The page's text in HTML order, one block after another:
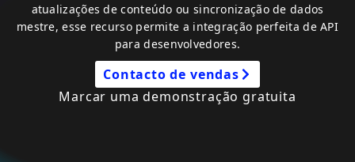
atualizações de conteúdo ou sincronização de dados
mestre, esse recurso permite a integração perfeita de API
para desenvolvedores.
Contacto de vendas
Marcar uma demonstração gratuita
Empresa